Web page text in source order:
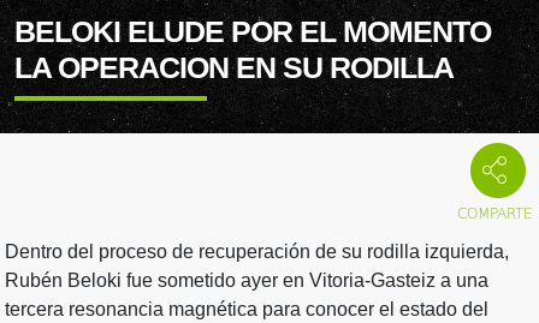
BELOKI ELUDE POR EL MOMENTO
LA OPERACION EN SU RODILLA
Dentro del proceso de recuperación de su rodilla izquierda,
Rubén Beloki fue sometido ayer en Vitoria-Gasteiz a una
tercera resonancia magnética para conocer el estado del